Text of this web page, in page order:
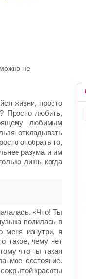
не
жизни, просто
Просто любить,
любимым
откладывать
отобрать то,
разума и им
лишь когда
«Что! Ты
полилась в
меня изнутри, я
такое, чему нет
что ты такая
мое состояние.
красоты